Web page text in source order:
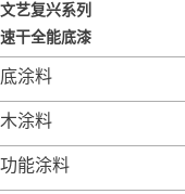
文艺复兴系列
速干全能底漆
底涂料
木涂料
功能涂料